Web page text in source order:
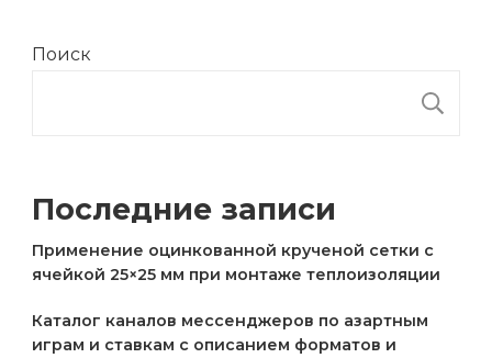
Поиск
Последние записи
Применение оцинкованной крученой сетки с
ячейкой 25×25 мм при монтаже теплоизоляции
Каталог каналов мессенджеров по азартным
играм и ставкам с описанием форматов и